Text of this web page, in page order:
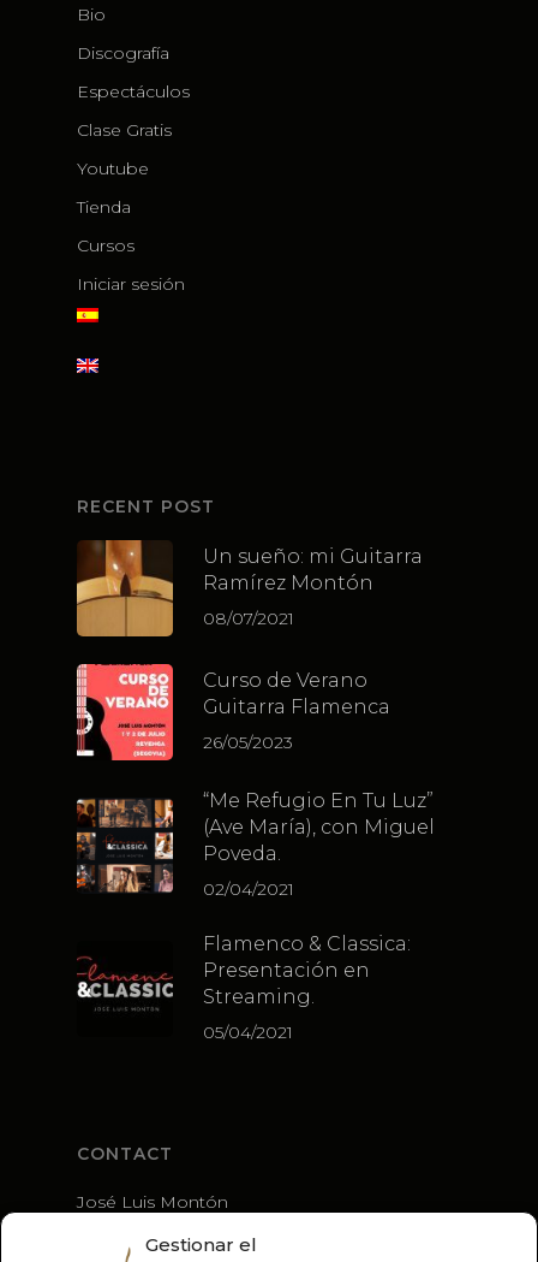
Gestionar el
Bio
Discografía
Espectáculos
Clase Gratis
Youtube
Tienda
Cursos
Iniciar sesión
RECENT POST
Un sueño: mi Guitarra
Ramírez Montón
08/07/2021
Curso de Verano
Guitarra Flamenca
26/05/2023
“Me Refugio En Tu Luz”
(Ave María), con Miguel
Poveda.
02/04/2021
Flamenco & Classica:
Presentación en
Streaming.
05/04/2021
CONTACT
José Luis Montón